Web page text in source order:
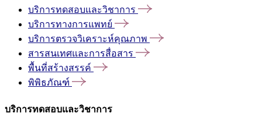
บริการทดสอบและวิชาการ
บริการทางการแพทย์
บริการตรวจวิเคราะห์คุณภาพ
สารสนเทศและการสื่อสาร
พื้นที่สร้างสรรค์
พิพิธภัณฑ์
บริการทดสอบและวิชาการ